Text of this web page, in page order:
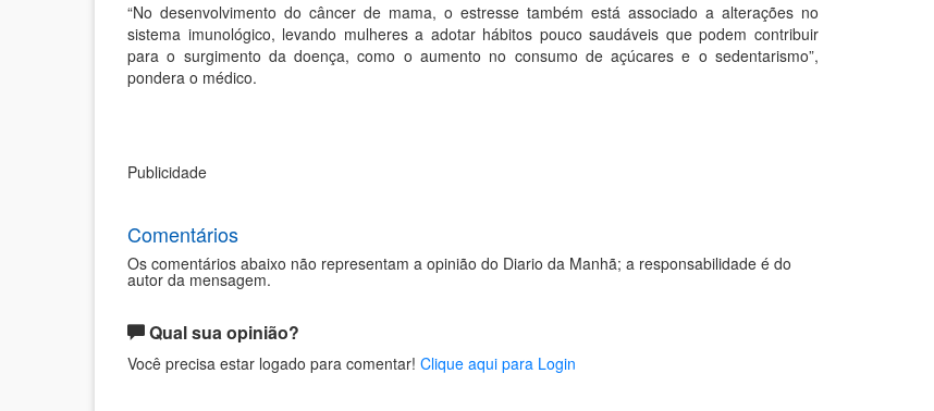
“No desenvolvimento do câncer de mama, o estresse também está associado a alterações no
sistema imunológico, levando mulheres a adotar hábitos pouco saudáveis que podem contribuir
para o surgimento da doença, como o aumento no consumo de açúcares e o sedentarismo”,
pondera o médico.
Publicidade
Comentários
Os comentários abaixo não representam a opinião do Diario da Manhã; a responsabilidade é do
autor da mensagem.
Qual sua opinião?
Você precisa estar logado para comentar! Clique aqui para Login